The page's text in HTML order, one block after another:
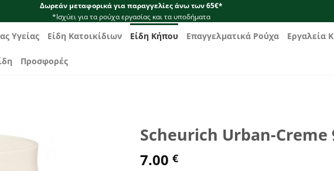
Δωρεάν μεταφορικά για παραγγελίες άνω των 65€*
*Ισχύει για τα ρούχα εργασίας και τα υποδήματα
Υγείας Είδη Κατοικίδιων Είδη Κήπου Επαγγελματικά Ρούχα Εργαλεία
Προσφορές
Scheurich Urban-Creme
7.00 €